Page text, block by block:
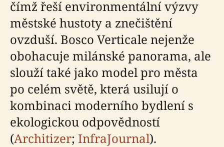
čímž řeší environmentální výzvy
městské hustoty a znečištění
ovzduší. Bosco Verticale nejenže
obohacuje milánské panorama, ale
slouží také jako model pro města
po celém světě, která usilují o
kombinaci moderního bydlení s
ekologickou odpovědností
(Architizer; InfraJournal).